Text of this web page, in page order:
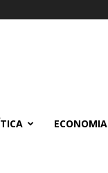
ECONOMIA